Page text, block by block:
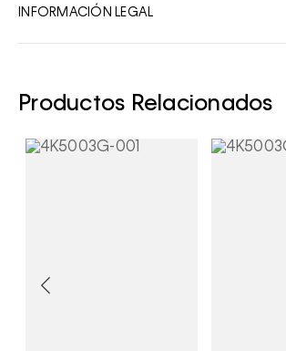
INFORMACIÓN LEGAL
Productos Relacionados